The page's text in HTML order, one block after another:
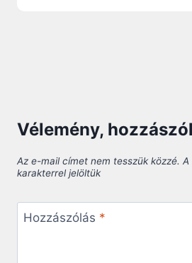
Vélemény,
Az e-mail címet nem tesszük közzé. A
karakterrel jelöltük
Hozzászólás *